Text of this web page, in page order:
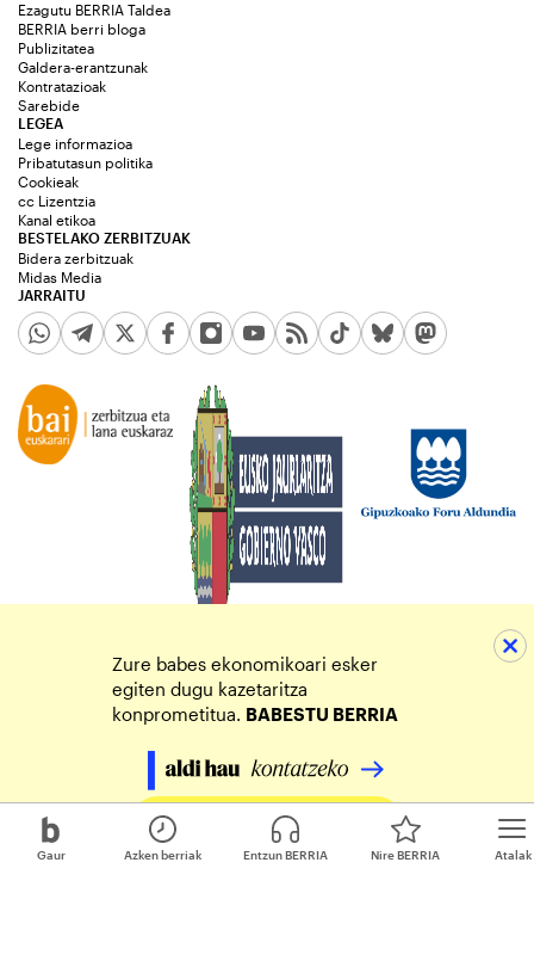
Gaur Atalak
Azken berriak Entzun BERRIA Nire BERRIA
Ezagutu BERRIA Taldea
BERRIA berri bloga
Publizitatea
Galdera-erantzunak
Kontratazioak
Sarebide
JARRAITU
LEGEA
Lege informazioa
Pribatutasun politika
Cookieak
cc Lizentzia
Kanal etikoa
BESTELAKO ZERBITZUAK
Bidera zerbitzuak
Midas Media
Zure babes ekonomikoari esker
egiten dugu kazetaritza
konprometitua. BABESTU BERRIA
Egin zure ekarpena